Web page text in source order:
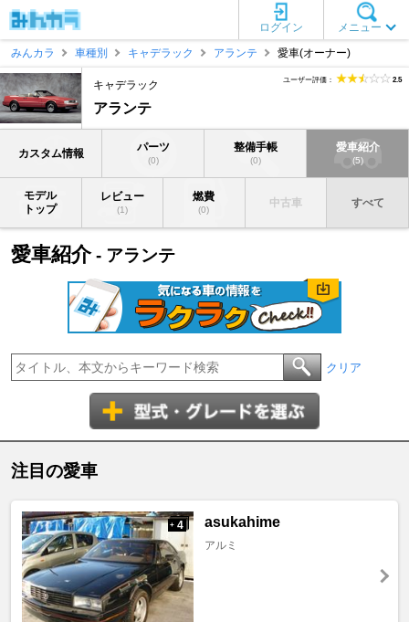
メニュー
ログイン
みんカラ
車種別 キャデラック アランテ 愛車(オーナー)
キャデラック
アランテ
ユーザー評価： 2.5
カスタム情報 パーツ
(0)
整備手帳
(0)
愛車紹介
(5)
モデル
トップ
レビュー
(1)
燃費
(0)
中古車 すべて
愛車紹介- アランテ
クリア
注目の愛車
+ 4 asukahime
アルミ